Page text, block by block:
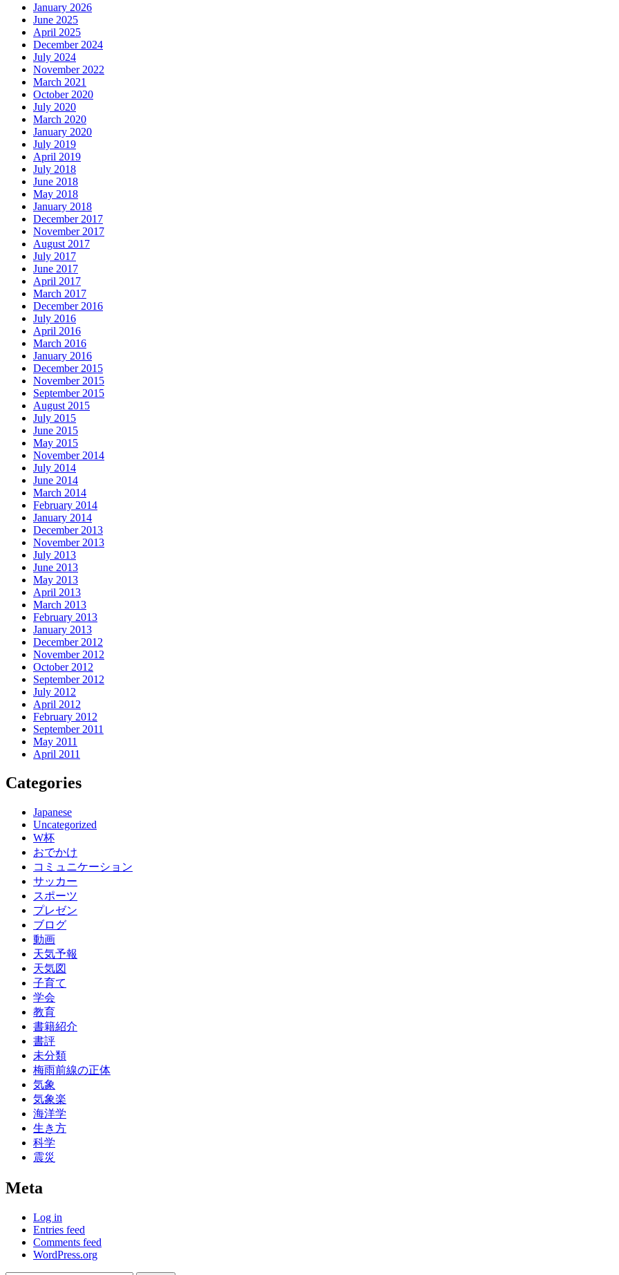
January 2026
June 2025
April 2025
December 2024
July 2024
November 2022
March 2021
October 2020
July 2020
March 2020
January 2020
July 2019
April 2019
July 2018
June 2018
May 2018
January 2018
December 2017
November 2017
August 2017
July 2017
June 2017
April 2017
March 2017
December 2016
July 2016
April 2016
March 2016
January 2016
December 2015
November 2015
September 2015
August 2015
July 2015
June 2015
May 2015
November 2014
July 2014
June 2014
March 2014
February 2014
January 2014
December 2013
November 2013
July 2013
June 2013
May 2013
April 2013
March 2013
February 2013
January 2013
December 2012
November 2012
October 2012
September 2012
July 2012
April 2012
February 2012
September 2011
May 2011
April 2011
Categories
Japanese
Uncategorized
W杯
おでかけ
コミュニケーション
サッカー
スポーツ
プレゼン
ブログ
動画
天気予報
天気図
子育て
学会
教育
書籍紹介
書評
未分類
梅雨前線の正体
気象
気象楽
海洋学
生き方
科学
震災
Meta
Log in
Entries feed
Comments feed
WordPress.org